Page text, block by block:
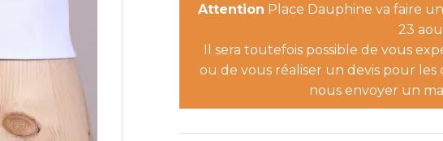
Attention Place Dauphine va faire
23
Il sera toutefois possible de vous
ou de vous réaliser un devis pour
nous envoyer un